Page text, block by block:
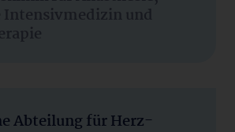
und
Abteilung für Herz-